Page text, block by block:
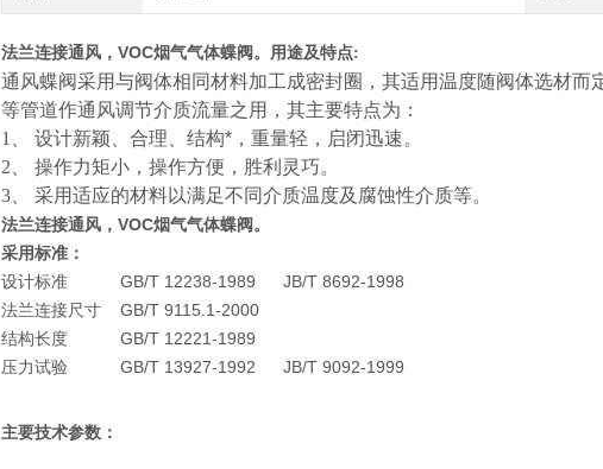
法兰连接通风，VOC烟气气体蝶阀。 用途及特点:
通风蝶阀采用与阀体相同材料加工成密封圈，其适用温度随阀体选材而
等管道作通风调节介质流量之用，其主要特点为：
1、
设计新颖、合理、结构*，重量轻，启闭迅速。
2、
操作力矩小，操作方便，胜利灵巧。
3、
采用适应的材料以满足不同介质温度及腐蚀性介质等。
法兰连接通风，VOC烟气气体蝶阀。
采用标准：
设计标准
GB/T 12238-1989
JB/T 8692-1998
法兰连接尺寸
GB/T 9115.1-2000
结构长度
GB/T 12221-1989
压力试验
GB/T 13927-1992 JB/T 9092-1999
主要技术参数 ：